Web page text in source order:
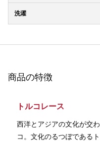
洗濯
商品の特徴
トルコレース
西洋とアジアの文化が交
コ。文化のるつぼである